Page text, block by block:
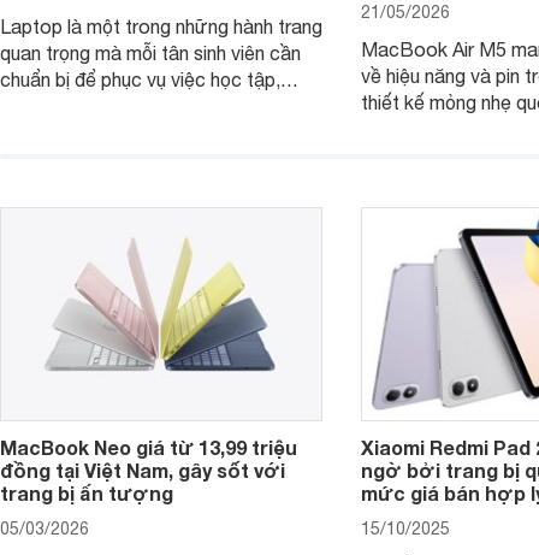
Laptop là một trong những hành trang
quan trọng mà mỗi tân sinh viên cần
chuẩn bị để phục vụ việc học tập,
MacBook đáng cân nhắc dành cho
21/05/2026
MacBook Air M5
về hiệu năng và pin
thiết kế mỏng nhẹ
MacBook Neo giá từ 13,99 triệu
đồng tại Việt Nam, gây sốt với
trang bị ấn tượng
05/03/2026
Xiaomi Redmi Pad
ngờ bởi trang bị
mức giá bán hợp
15/10/2025